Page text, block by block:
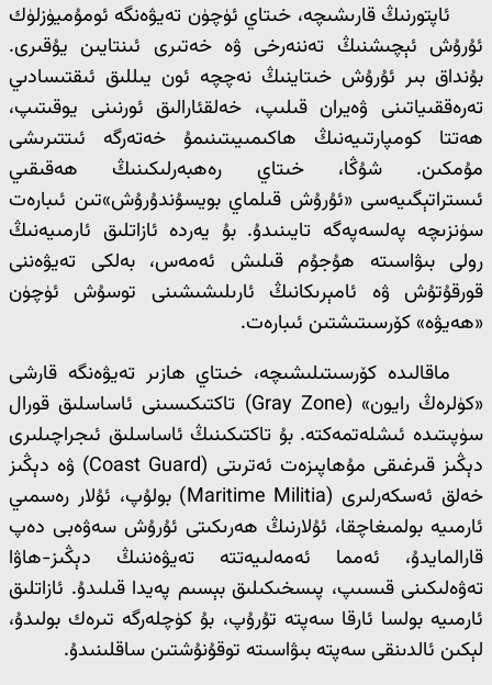
ئاپتورنىڭ قارىشىچە، خىتاي ئۈچۈن تەيۋەنگە ئومۇميۈزلۈك
ئۇرۇش ئېچىشنىڭ تەننەرخى ۋە خەتىرى ئىنتايىن يۇقىرى.
بۇنداق بىر ئۇرۇش خىتاينىڭ نەچچە ئون يىللىق ئىقتىسادىي
تەرەققىياتىنى ۋەيران قىلىپ، خەلقئارالىق ئورنىنى يوقىتىپ،
ھەتتا كومپارتىيەنىڭ ھاكىمىيىتىنىمۇ خەتەرگە ئىتتىرىشى
مۇمكىن. شۇڭا، خىتاي رەھبەرلىكىنىڭ ھەقىقىي
ئىستراتېگىيەسى «ئۇرۇش قىلماي بويسۇندۇرۇش»تىن ئىبارەت
سۈنزىچە پەلسەپەگە تايىنىدۇ. بۇ يەردە ئازاتلىق ئارمىيەنىڭ
رولى بىۋاسىتە ھۇجۇم قىلىش ئەمەس، بەلكى تەيۋەننى
قورقۇتۇش ۋە ئامېرىكانىڭ ئارىلىشىشىنى توسۇش ئۈچۈن
«ھەيۋە» كۆرسىتىشتىن ئىبارەت.
ماقالىدە كۆرسىتىلىشىچە، خىتاي ھازىر تەيۋەنگە قارشى
«كۈلرەڭ رايون» (Gray Zone) تاكتىكىسىنى ئاساسلىق قورال
سۈپىتىدە ئىشلەتمەكتە. بۇ تاكتىكىنىڭ ئاساسلىق ئىجراچىلىرى
دېڭىز قىرغىقى مۇھاپىزەت ئەترىتى (Coast Guard) ۋە دېڭىز
خەلق ئەسكەرلىرى (Maritime Militia) بولۇپ، ئۇلار رەسمىي
ئارمىيە بولمىغاچقا، ئۇلارنىڭ ھەرىكىتى ئۇرۇش سەۋەبى دەپ
قارالمايدۇ، ئەمما ئەمەلىيەتتە تەيۋەننىڭ دېڭىز-ھاۋا
تەۋەلىكىنى قىسىپ، پىسخىكىلىق بېسىم پەيدا قىلىدۇ. ئازاتلىق
ئارمىيە بولسا ئارقا سەپتە تۇرۇپ، بۇ كۈچلەرگە تىرەك بولىدۇ،
لېكىن ئالدىنقى سەپتە بىۋاسىتە توقۇنۇشتىن ساقلىنىدۇ.